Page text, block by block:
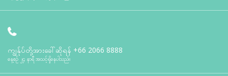
ကျွန်ုပ်တို့အားခေါ်ဆိုရန် +66 2066 8888
နေ့စဉ် ၂၄ နာရီ အသင့်ရှိနေပါသည်။